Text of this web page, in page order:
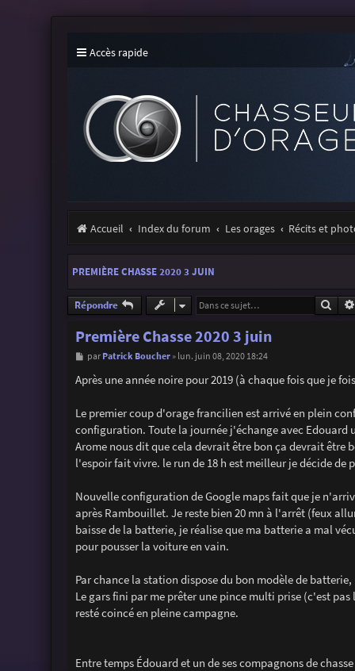
Accès rapide
Accueil Index du forum Les orages Récits et
PREMIÈRE CHASSE 2020 3 JUIN
Répondre
Première Chasse 2020 3 juin
M
s
s
e
par Patrick Boucher» lun. juin 08, 2020 18:24
Après une année noire pour 2019 (à chaque fois que je
Le premier coup d'orage francilien est arrivé en plein
configuration. Toute la journée j'échange avec Edouard
Arome nous dit que cela devrait être bon ça devrait être
l'espoir fait vivre. le run de 18 h est meilleur je décide
Nouvelle configuration de Google maps fait que je
après Rambouillet. Je reste bien 20 mn à l'arrêt (feux
baisse de la batterie, je réalise que ma batterie a mal
pour pousser la voiture en vain.
Par chance la station dispose du bon modèle de
Le gars fini par me prêter une pince multi prise (c'est
resté coincé en pleine campagne.
Entre temps Édouard et un de ses compagnons de